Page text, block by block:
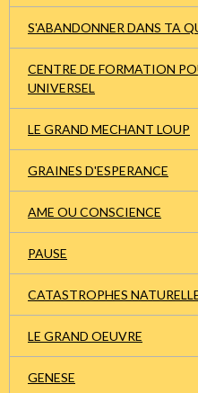
S'ABANDONNER DANS TA
CENTRE DE FORMATION
UNIVERSEL
LE GRAND MECHANT LOUP
GRAINES D'ESPERANCE
AME OU CONSCIENCE
PAUSE
CATASTROPHES
LE GRAND OEUVRE
GENESE